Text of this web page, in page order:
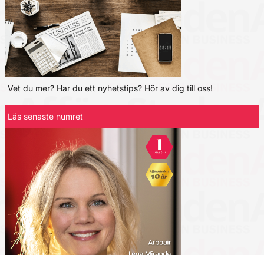
Vet du mer? Har du ett nyhetstips? Hör av dig till oss!
Läs senaste numret